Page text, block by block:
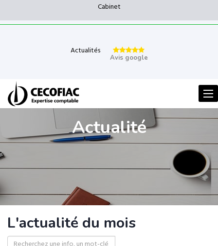
Cabinet
Actualités
Avis google
Actualité
L'actualité du mois